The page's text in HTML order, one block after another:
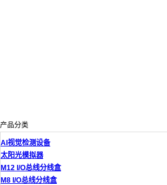
产品分类
AI视觉检测设备
太阳光模拟器
M12 I/O总线分线盒
M8 I/O总线分线盒